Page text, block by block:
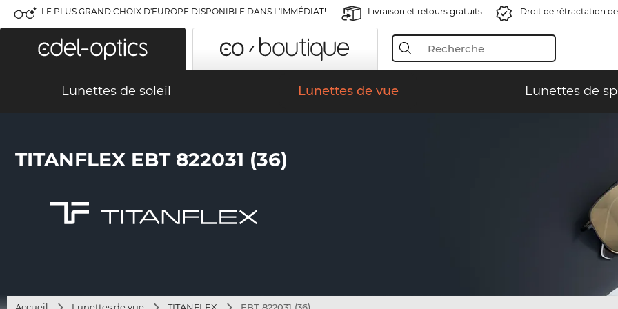
LE PLUS GRAND CHOIX D'EUROPE DISPONIBLE DANS L'IMMÉDIAT! Livraison et retours gratuits Droit de rétractation
Lunettes de soleil Lunettes de vue Lunettes de
TITANFLEX EBT 822031 (36)